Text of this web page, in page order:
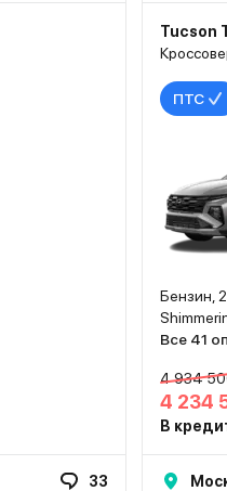
33
Tucson
ПТС
Бензин,
Все 41
4 934
4 234
В